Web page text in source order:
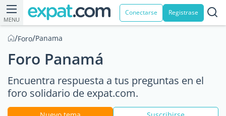
MENU
Conectarse Registrase
/Foro/Panama
Foro Panamá
Encuentra respuesta a tus preguntas en el
foro solidario de expat.com.